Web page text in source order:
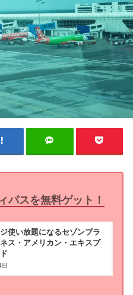
パスを無料ゲット！
使い放題になるセゾンプラ
ス・アメリカン・エキスプ